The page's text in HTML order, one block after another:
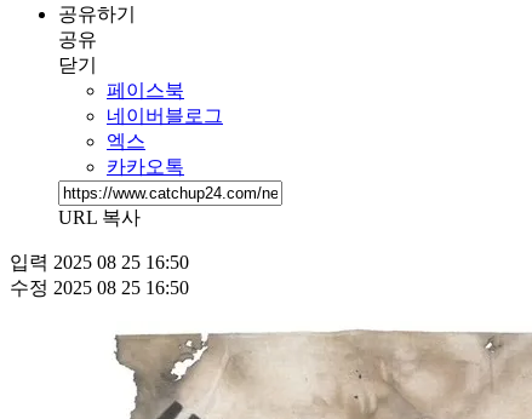
공유하기
공유
닫기
페이스북
네이버블로그
엑스
카카오톡
URL 복사
입력 2025 08 25 16:50
수정 2025 08 25 16:50